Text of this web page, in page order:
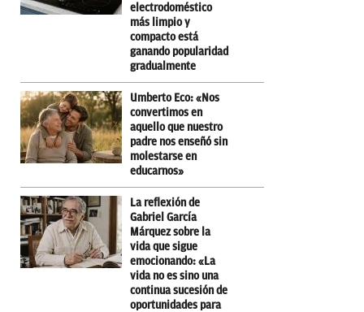
electrodoméstico
más limpio y
compacto está
ganando popularidad
gradualmente
Umberto Eco: «Nos
convertimos en
aquello que nuestro
padre nos enseñó sin
molestarse en
educarnos»
La reflexión de
Gabriel García
Márquez sobre la
vida que sigue
emocionando: «La
vida no es sino una
continua sucesión de
oportunidades para